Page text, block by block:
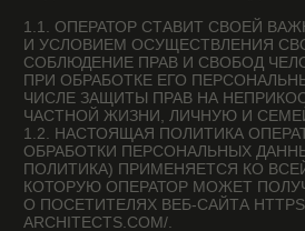
ОТПРАВИТЬ
2.1. АВТОМАТИЗИРОВАННАЯ ОБРАБОТКА
ДАННЫХ — ОБРАБОТКА ПЕРСОНАЛЬНЫХ ДАННЫХ
С ПОМОЩЬЮ СРЕДСТВ ВЫЧИСЛИТЕЛЬНОЙ
2.2. БЛОКИРОВАНИЕ ПЕРСОНАЛЬНЫХ ДАННЫХ —
ВРЕМЕННОЕ ПРЕКРАЩЕНИЕ ОБРАБОТКИ
ДАННЫХ (ЗА ИСКЛЮЧЕНИЕМ СЛУЧАЕВ, ЕСЛИ
НЕОБХОДИМА ДЛЯ УТОЧНЕНИЯ ПЕРСОНАЛЬНЫХ
ДАННЫХ).
2.3. ВЕБ-САЙТ — СОВОКУПНОСТЬ ГРАФИЧЕСКИХ
И ИНФОРМАЦИОННЫХ МАТЕРИАЛОВ, А ТАКЖЕ
ДЛЯ ЭВМ И БАЗ ДАННЫХ, ОБЕСПЕЧИВАЮЩИХ
ИХ ДОСТУПНОСТЬ В СЕТИ ИНТЕРНЕТ ПО
АДРЕСУ HTTPS://TOU-ARCHITECTS.COM/.
2.4. ИНФОРМАЦИОННАЯ СИСТЕМА ПЕРСОНАЛЬНЫХ
ДАННЫХ — СОВОКУПНОСТЬ СОДЕРЖАЩИХСЯ В
ДАННЫХ ПЕРСОНАЛЬНЫХ ДАННЫХ И